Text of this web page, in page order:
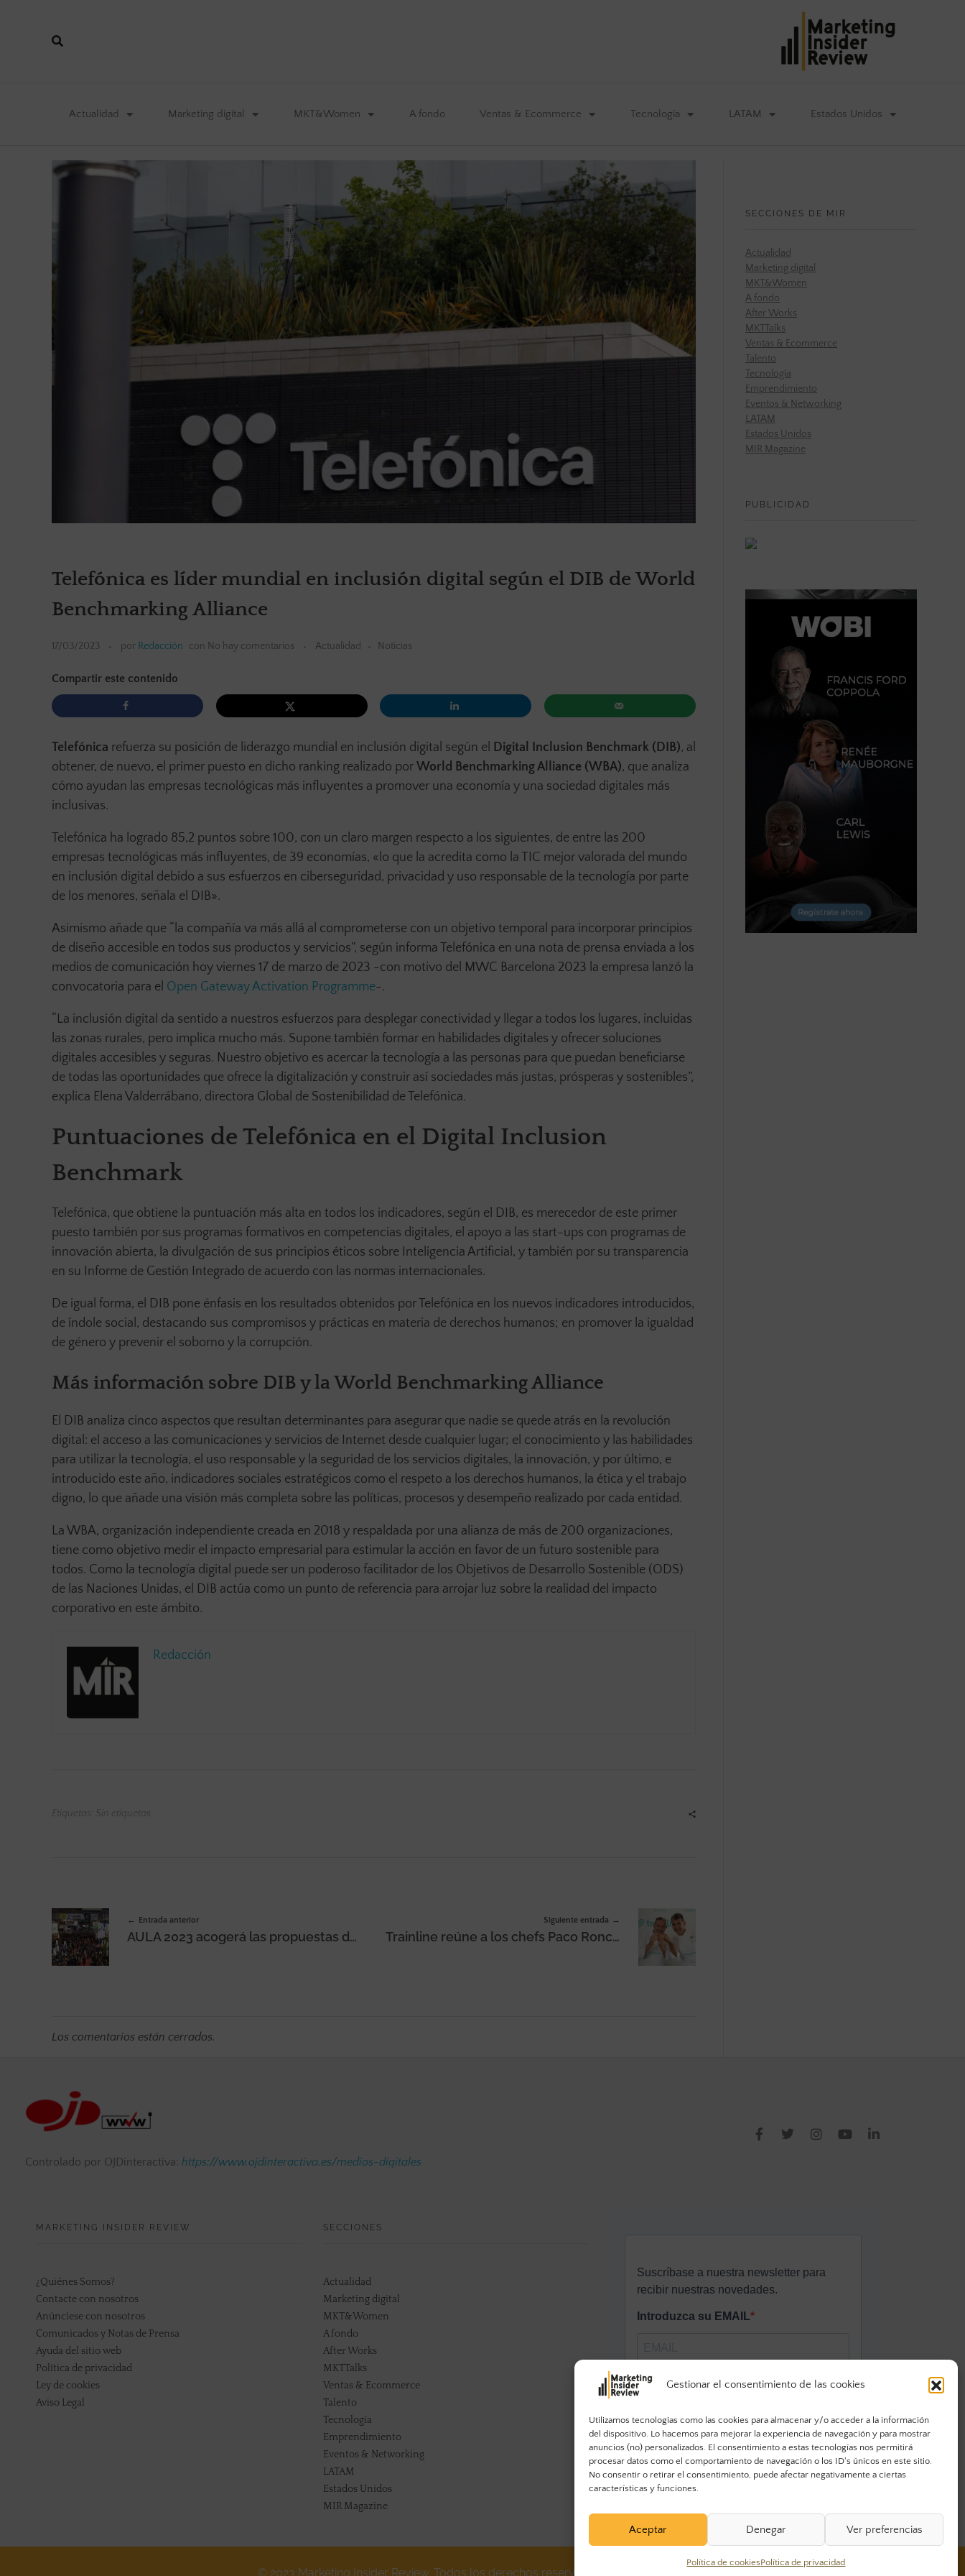
Gestionar el consentimiento de las cookies
Utilizamos tecnologías como las cookies para almacenar y/o acceder a la información
del dispositivo. Lo hacemos para mejorar la experiencia de navegación y para mostrar
anuncios (no) personalizados. El consentimiento a estas tecnologías nos permitirá
procesar datos como el comportamiento de navegación o los ID's únicos en este sitio.
No consentir o retirar el consentimiento, puede afectar negativamente a ciertas
características y funciones.
Aceptar Denegar Ver preferencias
Política de cookiesPolítica de privacidad
Actualidad Marketing digital MKT&Women A fondo Ventas & Ecommerce Tecnología LATAM Estados Unidos
Telefónica es líder mundial en inclusión digital según el DIB de World
Benchmarking Alliance
17/03/2023 por Redacción con No hay comentarios Actualidad Noticias
Compartir este contenido
Telefónica refuerza su posición de liderazgo mundial en inclusión digital según el Digital Inclusion Benchmark (DIB), al
obtener, de nuevo, el primer puesto en dicho ranking realizado por World Benchmarking Alliance (WBA), que analiza
cómo ayudan las empresas tecnológicas más influyentes a promover una economía y una sociedad digitales más
inclusivas.
Telefónica ha logrado 85,2 puntos sobre 100, con un claro margen respecto a los siguientes, de entre las 200
empresas tecnológicas más influyentes, de 39 economías, «lo que la acredita como la TIC mejor valorada del mundo
en inclusión digital debido a sus esfuerzos en ciberseguridad, privacidad y uso responsable de la tecnología por parte
de los menores, señala el DIB».
Asimismo añade que “la compañía va más allá al comprometerse con un objetivo temporal para incorporar principios
de diseño accesible en todos sus productos y servicios”, según informa Telefónica en una nota de prensa enviada a los
medios de comunicación hoy viernes 17 de marzo de 2023 -con motivo del MWC Barcelona 2023 la empresa lanzó la
convocatoria para el Open Gateway Activation Programme-.
“La inclusión digital da sentido a nuestros esfuerzos para desplegar conectividad y llegar a todos los lugares, incluidas
las zonas rurales, pero implica mucho más. Supone también formar en habilidades digitales y ofrecer soluciones
digitales accesibles y seguras. Nuestro objetivo es acercar la tecnología a las personas para que puedan beneficiarse
de todas las oportunidades que ofrece la digitalización y construir así sociedades más justas, prósperas y sostenibles”,
explica Elena Valderrábano, directora Global de Sostenibilidad de Telefónica.
Puntuaciones de Telefónica en el Digital Inclusion
Benchmark
Telefónica, que obtiene la puntuación más alta en todos los indicadores, según el DIB, es merecedor de este primer
puesto también por sus programas formativos en competencias digitales, el apoyo a las start-ups con programas de
innovación abierta, la divulgación de sus principios éticos sobre Inteligencia Artificial, y también por su transparencia
en su Informe de Gestión Integrado de acuerdo con las normas internacionales.
De igual forma, el DIB pone énfasis en los resultados obtenidos por Telefónica en los nuevos indicadores introducidos,
de índole social, destacando sus compromisos y prácticas en materia de derechos humanos; en promover la igualdad
de género y prevenir el soborno y la corrupción.
Más información sobre DIB y la World Benchmarking Alliance
El DIB analiza cinco aspectos que resultan determinantes para asegurar que nadie se quede atrás en la revolución
digital: el acceso a las comunicaciones y servicios de Internet desde cualquier lugar; el conocimiento y las habilidades
para utilizar la tecnología, el uso responsable y la seguridad de los servicios digitales, la innovación, y por último, e
introducido este año, indicadores sociales estratégicos como el respeto a los derechos humanos, la ética y el trabajo
digno, lo que añade una visión más completa sobre las políticas, procesos y desempeño realizado por cada entidad.
La WBA, organización independiente creada en 2018 y respaldada por una alianza de más de 200 organizaciones,
tiene como objetivo medir el impacto empresarial para estimular la acción en favor de un futuro sostenible para
todos. Como la tecnología digital puede ser un poderoso facilitador de los Objetivos de Desarrollo Sostenible (ODS)
de las Naciones Unidas, el DIB actúa como un punto de referencia para arrojar luz sobre la realidad del impacto
corporativo en este ámbito.
Redacción
Etiquetas: Sin etiquetas
Entrada anterior
AULA 2023 acogerá las propuestas de centros de idiomas y cursos en el extranjero del 22 al 26 de marzo
Siguiente entrada
Trainline reúne a los chefs Paco Roncero y a Albert Adrià en la iniciativa gastronómica ‘La Próxima Tapa’ que une Madrid y Barcelona
Los comentarios están cerrados.
SECCIONES DE MIR
Actualidad
Marketing digital
MKT&Women
A fondo
After Works
MKTTalks
Ventas & Ecommerce
Talento
Tecnología
Emprendimiento
Eventos & Networking
LATAM
Estados Unidos
MIR Magazine
PUBLICIDAD
Controlado por OJDinteractiva: https://www.ojdinteractiva.es/medios-digitales
MARKETING INSIDER REVIEW
¿Quiénes Somos?
Contacte con nosotros
Anúnciese con nosotros
Comunicados y Notas de Prensa
Ayuda del sitio web
Política de privacidad
Ley de cookies
Aviso Legal
SECCIONES
Actualidad
Marketing digital
MKT&Women
A fondo
After Works
MKTTalks
Ventas & Ecommerce
Talento
Tecnología
Emprendimiento
Eventos & Networking
LATAM
Estados Unidos
MIR Magazine
© 2023 Marketing Insider Review. Todos los derechos reservados.